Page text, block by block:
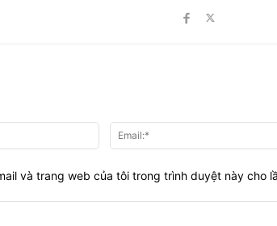
Tên:*
và trang web của tôi trong trình duyệt này cho